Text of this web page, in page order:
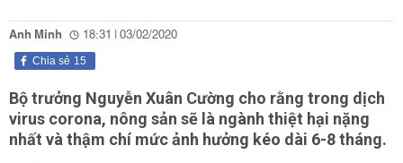
Anh Minh 18:31 | 03/02/2020
15
Chia sẻ
Bộ trưởng Nguyễn Xuân Cường cho rằng trong dịch
virus corona, nông sản sẽ là ngành thiệt hại nặng
nhất và thậm chí mức ảnh hưởng kéo dài 6-8 tháng.